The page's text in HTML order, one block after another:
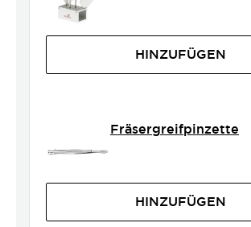
HINZUFÜGEN
Fräsergreifpinzette
HINZUFÜGEN